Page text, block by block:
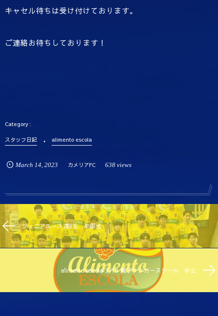
キャセル待ちは受け付けております。
ご連絡お待ちしております！
スタッフ日記 alimento escola
March 14, 2023 カメリアFC 638 views
ジュニアユース7期生 卒部式
alimento escola 3/19 親子サッカースクール 中止